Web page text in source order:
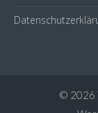
© 2026